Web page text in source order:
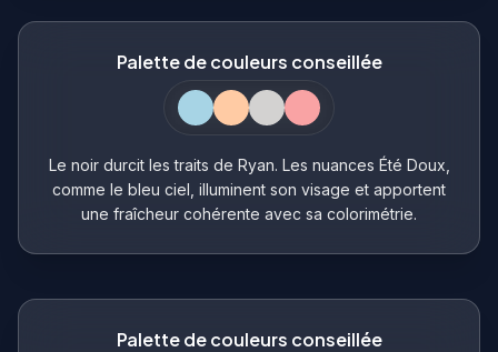
Palette de couleurs conseillée
Le noir durcit les traits de Ryan. Les nuances Été Doux,
comme le bleu ciel, illuminent son visage et apportent
une fraîcheur cohérente avec sa colorimétrie.
Palette de couleurs conseillée